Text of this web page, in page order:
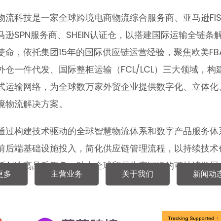
流科技是一家全球跨境电商物流综合服务商、亚马逊
逊SPN服务商、SHEIN认证仓，以搭建国际运输全链条
命，依托集团15年的国际供应链运营经验，聚焦欧美
仓一件代发、国际整柜运输（FCL/LCL）三大领域，构
运输网络，为全球数万家外贸企业提供数字化、立体
物流解决方案。
过构建技术驱动的全球智慧物流体系和数字产品服务
后端基础设施投入，简化供应链管理流程，以持续技
创造高品质服务，助力全球贸易生态网络的可持续发展
多 主营业务 关于我们 新闻动